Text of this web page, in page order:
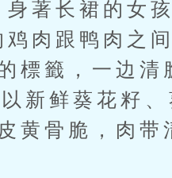
著长裙的女孩
肉跟鸭肉之间
標籤，一边清
鲜葵花籽、
黄骨脆，肉带